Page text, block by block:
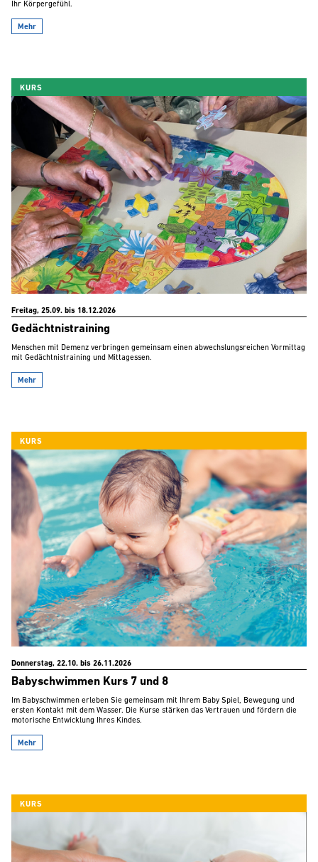
Ihr Körpergefühl.
Mehr
KURS
Freitag, 25.09. bis 18.12.2026
Gedächtnistraining
Menschen mit Demenz verbringen gemeinsam einen abwechslungsreichen Vormittag
mit Gedächtnistraining und Mittagessen.
Mehr
KURS
Donnerstag, 22.10. bis 26.11.2026
Babyschwimmen Kurs 7 und 8
Im Babyschwimmen erleben Sie gemeinsam mit Ihrem Baby Spiel, Bewegung und
ersten Kontakt mit dem Wasser. Die Kurse stärken das Vertrauen und fördern die
motorische Entwicklung Ihres Kindes.
Mehr
KURS